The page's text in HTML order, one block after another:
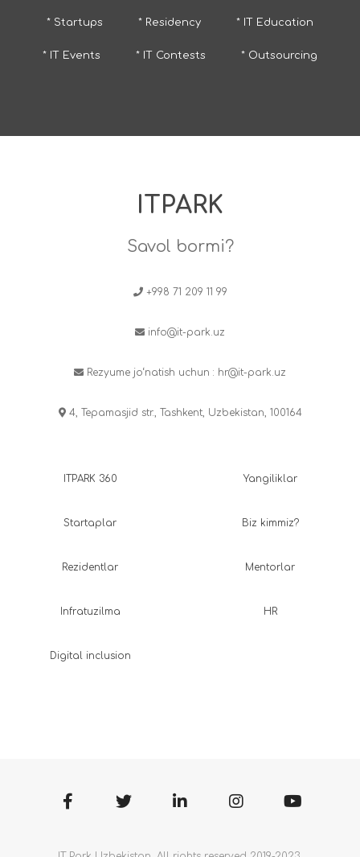
* Startups * Residency * IT Education
* IT Events * IT Contests * Outsourcing
ITPARK
Savol bormi?
+998 71 209 11 99
info@it-park.uz
Rezyume jo‘natish uchun : hr@it-park.uz
4, Tepamasjid str., Tashkent, Uzbekistan, 100164
ITPARK 360
Startaplar
Rezidentlar
Infratuzilma
Digital inclusion
Yangiliklar
Biz kimmiz?
Mentorlar
HR